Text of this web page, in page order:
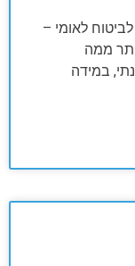
לאומי –
ממה
במידה